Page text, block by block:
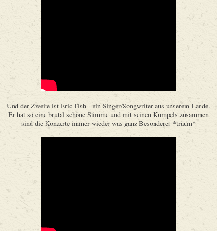
Und der Zweite ist Eric Fish - ein Singer/Songwriter aus unserem Lande.
Er hat so eine brutal schöne Stimme und mit seinen Kumpels zusammen
sind die Konzerte immer wieder was ganz Besonderes *träum*